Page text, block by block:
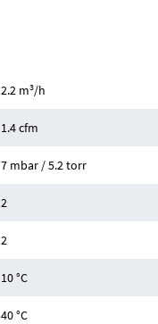
2.2 m3/h
1.4 cfm
7 mbar / 5.2 torr
2
2
10 °C
40 °C